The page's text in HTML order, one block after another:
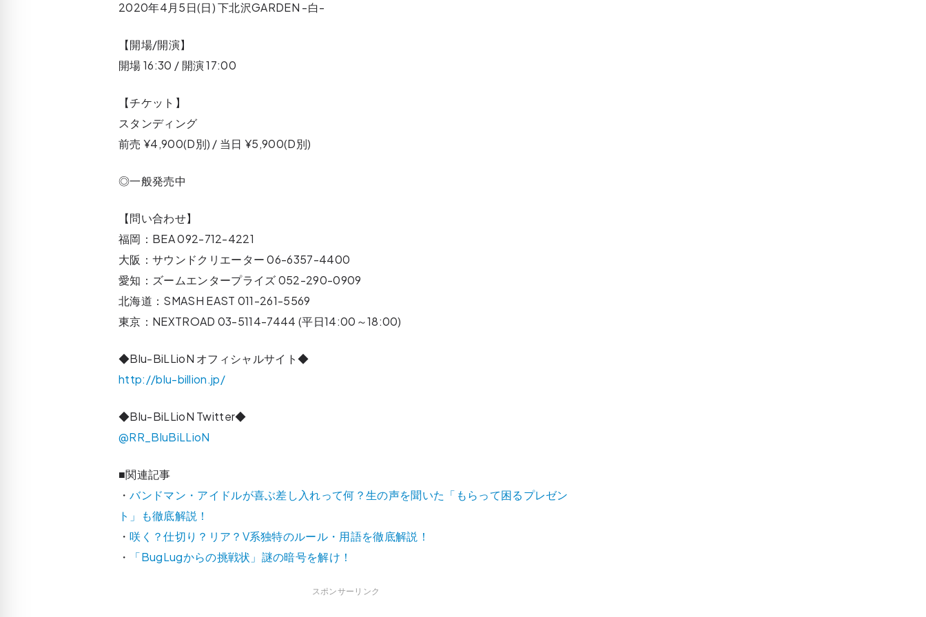
2020年4月5日(日) 下北沢GARDEN -白-
【開場/開演】
開場 16:30 / 開演 17:00
【チケット】
スタンディング
前売 ¥4,900(D別) / 当日 ¥5,900(D別)
◎一般発売中
【問い合わせ】
福岡：BEA 092-712-4221
大阪：サウンドクリエーター 06-6357-4400
愛知：ズームエンタープライズ 052-290-0909
北海道：SMASH EAST 011-261-5569
東京：NEXTROAD 03-5114-7444 (平日14:00～18:00)
◆Blu-BiLLioN オフィシャルサイト◆
http://blu-billion.jp/
◆Blu-BiLLioN Twitter◆
@RR_BluBiLLioN
■関連記事
・バンドマン・アイドルが喜ぶ差し入れって何？生の声を聞いた「もらって困るプレゼン
ト」も徹底解説！
・咲く？仕切り？リア？V系独特のルール・用語を徹底解説！
・
「BugLugからの挑戦状」謎の暗号を解け！
スポンサーリンク